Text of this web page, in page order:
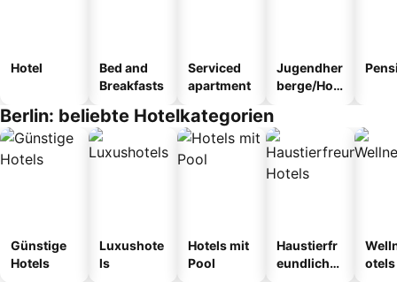
Hotel
Bed and
Breakfasts
Serviced
apartment
Jugendher
berge/Hos
Berlin: beliebte Hotelkategorien
Günstige
Hotels
Luxushote
ls
Hotels mit
Pool
Haustierfr
eundliche
otels